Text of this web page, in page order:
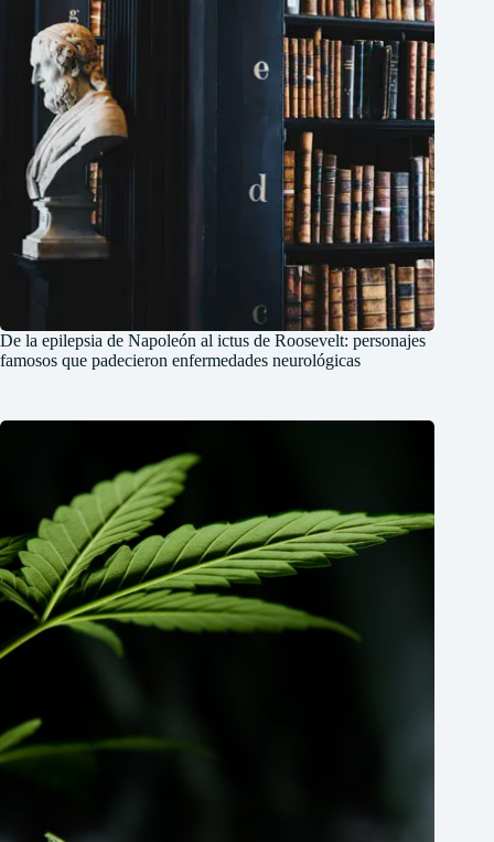
De la epilepsia de Napoleón al ictus de Roosevelt: personajes
famosos que padecieron enfermedades neurológicas